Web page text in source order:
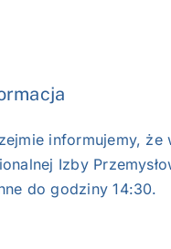
informujemy,
Izby
do godziny 14:30.